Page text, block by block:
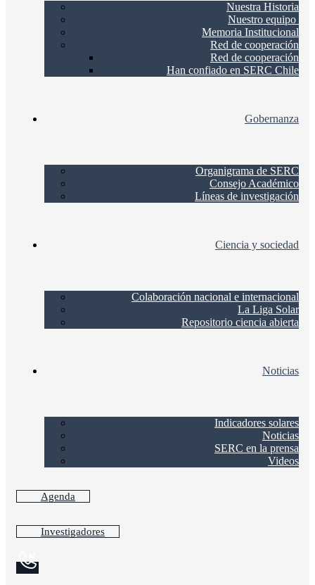
Nuestra Historia
Nuestro equipo
Memoria Institucional
Red de cooperación
Red de cooperación
Han confiado en SERC Chile
Gobernanza
Organigrama de SERC
Consejo Académico
Líneas de investigación
Ciencia y sociedad
Colaboración nacional e internacional
La Liga Solar
Repositorio ciencia abierta
Noticias
Indicadores solares
Noticias
SERC en la prensa
Videos
Agenda
Investigadores